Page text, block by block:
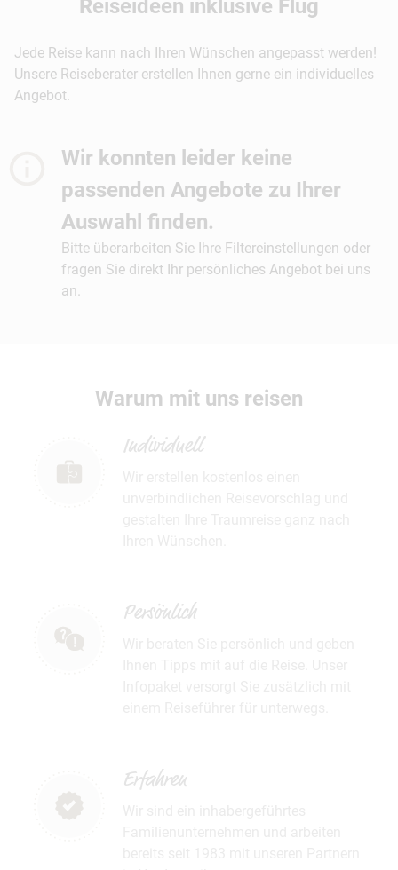
Reiseideen inklusive Flug
Jede Reise kann nach Ihren Wünschen angepasst werden!
Unsere Reiseberater erstellen Ihnen gerne ein individuelles
Angebot.
Wir konnten leider keine
passenden Angebote zu Ihrer
Auswahl finden.
Bitte überarbeiten Sie Ihre Filtereinstellungen oder
fragen Sie direkt Ihr persönliches Angebot bei uns
an.
Warum mit uns reisen
Individuell
Persönlich
Erfahren